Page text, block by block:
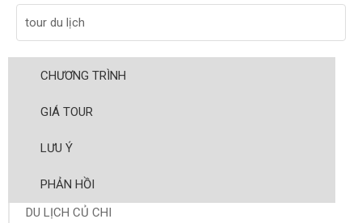
tour du lịch
CHƯƠNG TRÌNH
GIÁ TOUR
LƯU Ý
PHẢN HỒI
DU LỊCH CỦ CHI